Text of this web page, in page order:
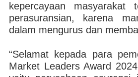
kepercayaan masyarakat
perasuransian, karena
dalam mengurus dan
“Selamat kepada para
Market Leaders Award